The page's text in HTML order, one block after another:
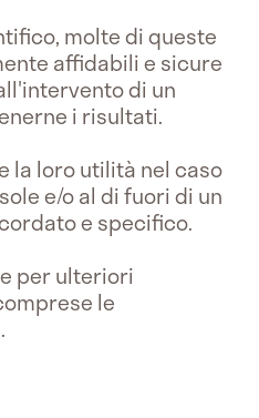
molte di queste
affidabili e sicure
di un
i risultati.
la loro utilità nel caso
e/o al di fuori di un
e specifico.
per ulteriori
le